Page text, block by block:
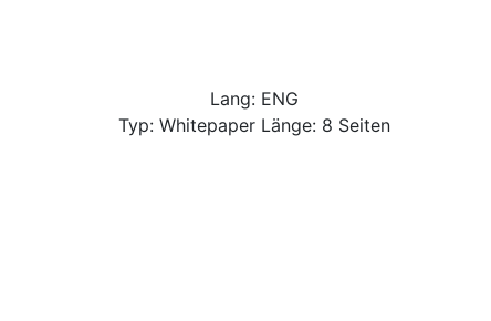
Lang: ENG
Typ: Whitepaper Länge: 8 Seiten